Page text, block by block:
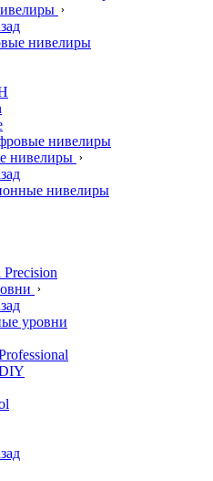
нивелиры
нивелиры
нивелиры
нивелиры
Precision
уровни